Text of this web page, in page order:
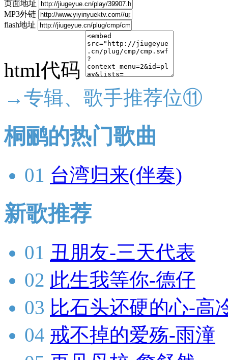
页面地址
MP3外链
flash地址
html代码
→专辑、歌手推荐位⑪
桐鹂的热门歌曲
01 台湾归来(伴奏)
新歌推荐
01 丑朋友-三天代表
02 此生我等你-德仔
03 比石头还硬的心-高
04 戒不掉的爱殇-雨潼